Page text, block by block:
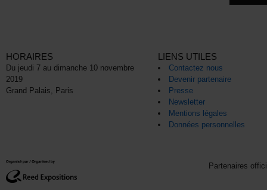
HORAIRES
Du jeudi 7 au dimanche 10 novembre
2019
Grand Palais, Paris
LIENS UTILES
Contactez nous
Devenir partenaire
Presse
Newsletter
Mentions légales
Données personnelles
Partenaires